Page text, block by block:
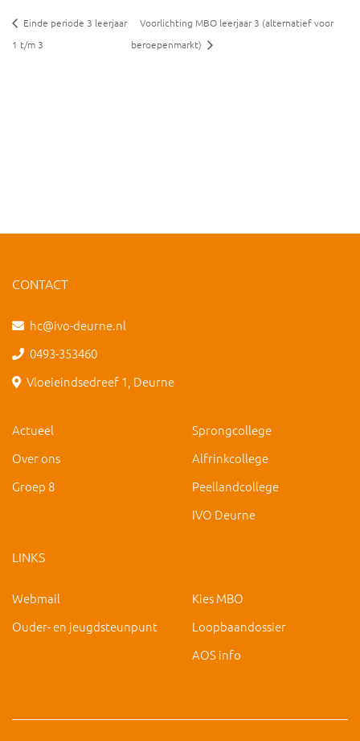
Einde periode 3 leerjaar
1 t/m 3
Voorlichting MBO leerjaar 3 (alternatief voor
beroepenmarkt)
CONTACT
hc@ivo-deurne.nl
0493-353460
Vloeieindsedreef 1, Deurne
Actueel
Over ons
Groep 8
Sprongcollege
Alfrinkcollege
Peellandcollege
IVO Deurne
LINKS
Webmail
Ouder- en jeugdsteunpunt
Kies MBO
Loopbaandossier
AOS info